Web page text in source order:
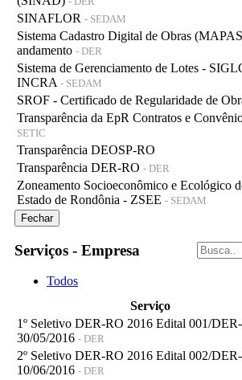
SINAFLOR - SEDAM
Sistema Cadastro Digital de Obras
andamento - DER
Sistema de Gerenciamento de Lotes -
INCRA - SEDAM
SROF - Certificado de Regularidade de
Transparência da EpR Contratos e
SETIC
Transparência DEOSP-RO
Transparência DER-RO - DER
Zoneamento Socioeconômico e Ecológico
Estado de Rondônia - ZSEE - SEDAM
Fechar
Serviços - Empresa
Todos
Serviço
1º Seletivo DER-RO 2016 Edital 001/
30/05/2016 - DER
2º Seletivo DER-RO 2016 Edital 002/
10/06/2016 - DER